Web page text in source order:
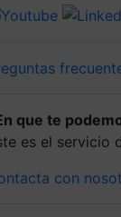
que te
es el servicio
con